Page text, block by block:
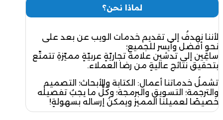
لماذا نحن؟
لأننا نهدفُ إلى تقديم خدمات الويب عن بعد على
نحوٍ أفضل وأيسر للجميع؛
ساعِين إلى تدشين علامة تجاريّةٍ عربيّةٍ مميّزةِ تتمتّع
بتحقيق نتائج عاليةٍ من رضا العملاء.
تشملُ خدماتنا أعمال: الكتابة والأبحاث؛ التصميم
والترجمة؛ التسويق والبرمجة؛ وكُلُّ ما يجبُ تفصيله
خصيصًا لعميلنا المميز ويمكنُ إرساله بسهولةٍ!